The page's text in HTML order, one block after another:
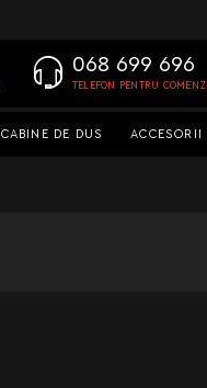
068 699 696
TELEFON PENTRU COMENZI
CABINE DE DUS ACCESORII